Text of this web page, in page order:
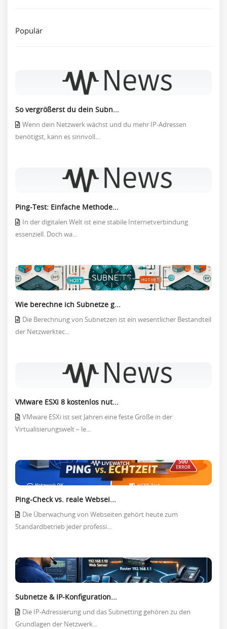
Populär
So vergrößerst du dein Subn...
Wenn dein Netzwerk wächst und du mehr IP-Adressen
benötigst, kann es sinnvoll...
Ping-Test: Einfache Methode...
In der digitalen Welt ist eine stabile Internetverbindung
essenziell. Doch wa...
Wie berechne ich Subnetze g...
Die Berechnung von Subnetzen ist ein wesentlicher Bestandteil
der Netzwerktec...
VMware ESXi 8 kostenlos nut...
VMware ESXi ist seit Jahren eine feste Größe in der
Virtualisierungswelt – le...
Ping-Check vs. reale Websei...
Die Überwachung von Webseiten gehört heute zum
Standardbetrieb jeder professi...
Subnetze & IP-Konfiguration...
Die IP-Adressierung und das Subnetting gehören zu den
Grundlagen der Netzwerk...